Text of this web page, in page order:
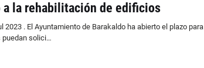
a la rehabilitación de edificios
2023 . El Ayuntamiento de Barakaldo ha abierto el plazo para
puedan solici…